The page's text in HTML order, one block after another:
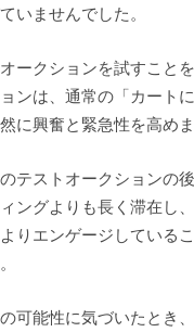
いませんでした。
ークションを試すこと
ンは、通常の「カート
に興奮と緊急性を高めま
テストオークションの
ングよりも長く滞在し
りエンゲージしている
可能性に気づいたとき